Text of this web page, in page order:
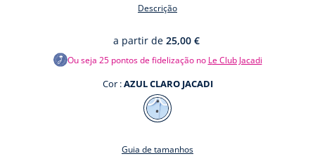
Descrição
a partir de 25,00 €
Ou seja 25pontos de fidelização no Le Club Jacadi
Cor :AZUL CLARO JACADI
Cor
AZUL
JACADI
Guia de tamanhos